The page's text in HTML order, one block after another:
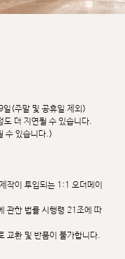
일(주말 및 공휴일 제외)
더 지연될 수 있습니다.
수 있습니다.)
작이 투입되는 1:1 오더메이
관한 법률 시행령 21조에 따
교환 및 반품이 불가합니다.